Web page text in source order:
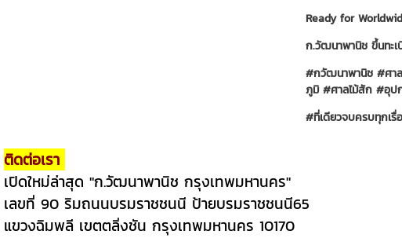
Ready for
ก.วัฒนาพานิช ขึ้นทะ
#กวัฒนาพานิช #ศา
ภูมิ #ศาลไม้สัก #อุป
#ที่เดียวจบครบทุกเรื่
ติดต่อเรา
เปิดใหม่ล่าสุด "ก.วัฒนาพานิช กรุงเทพมหานคร"
เลขที่ 90 ริมถนนบรมราชชนนี ป้ายบรมราชชนนี65
แขวงฉิมพลี เขตตลิ่งชัน กรุงเทพมหานคร 10170